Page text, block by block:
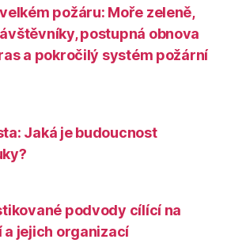
požáru: Moře zeleně,
postupná obnova
a pokročilý systém požární
Jaká je budoucnost
podvody cílící na
jejich organizací